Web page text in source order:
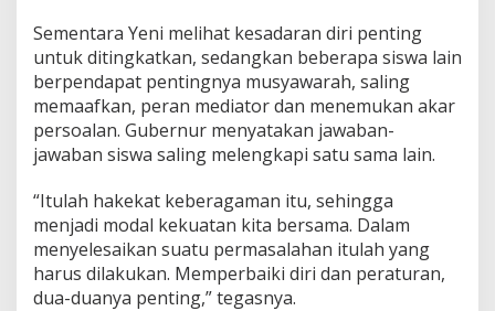
Sementara Yeni melihat kesadaran diri penting
untuk ditingkatkan, sedangkan beberapa siswa lain
berpendapat pentingnya musyawarah, saling
memaafkan, peran mediator dan menemukan akar
persoalan. Gubernur menyatakan jawaban-
jawaban siswa saling melengkapi satu sama lain.
“Itulah hakekat keberagaman itu, sehingga
menjadi modal kekuatan kita bersama. Dalam
menyelesaikan suatu permasalahan itulah yang
harus dilakukan. Memperbaiki diri dan peraturan,
dua-duanya penting,” tegasnya.